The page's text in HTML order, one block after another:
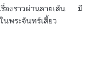
รื่องราวผ่านลายเส้น มี
นพระจันทร์เสี้ยว